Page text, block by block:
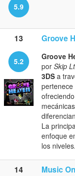
5.9
13 Groove
5.2 Groove
por Skip
3DS a
pertenece
La
enfoque
los niveles.
14 Music